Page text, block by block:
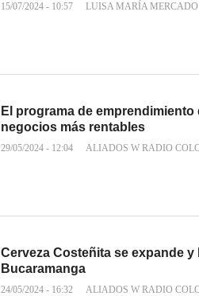
15/07/2024 - 10:57 LUISA MARÍA MERCADO
El programa de
negocios más rentables
29/05/2024 - 12:04 ALIADOS W RADIO
Cerveza Costeñita se expande
Bucaramanga
24/05/2024 - 16:32 ALIADOS W RADIO